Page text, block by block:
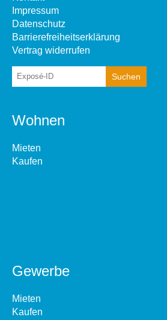
Impressum
Datenschutz
Barrierefreiheitserklärung
Vertrag widerrufen
Wohnen
Mieten
Kaufen
Gewerbe
Mieten
Kaufen